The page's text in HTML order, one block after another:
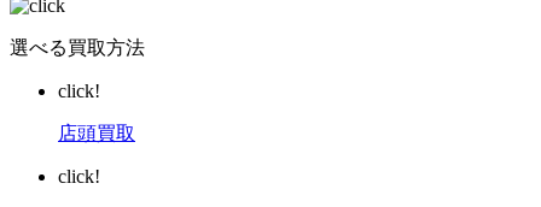
選べる買取方法
click!
店頭買取
click!